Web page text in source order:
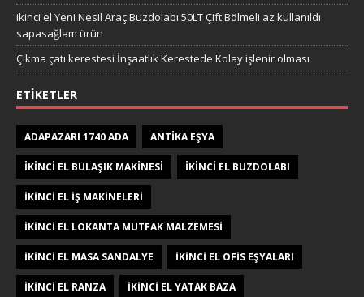
ikinci el Yeni Nesil Araç Buzdolabı 50LT Çift Bölmeli az kullanıldı
sapasağlam ürün
Çıkma çatı kerestesi İnşaatlık Kerestede​​ Kolay işlenir olması
ETIKETLER
ADAPAZARI 1740 ADA ANTIKA EŞYA
IKINCI EL BULAŞIK MAKINESI IKINCI EL BUZDOLABI
IKINCI EL IŞ MAKINELERI
IKINCI EL LOKANTA MUTFAK MALZEMESI
IKINCI EL MASA SANDALYE IKINCI EL OFIS EŞYALARI
IKINCI EL RANZA IKINCI EL YATAK BAZA